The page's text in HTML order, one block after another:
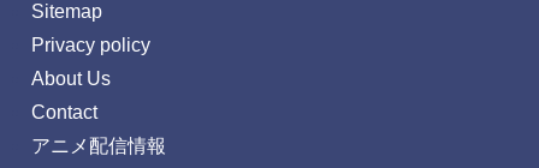
Sitemap
Privacy policy
About Us
Contact
アニメ配信情報